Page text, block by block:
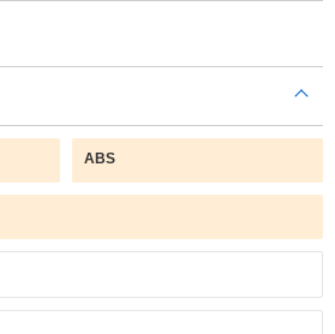
ABS